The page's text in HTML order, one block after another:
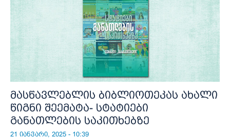
მასწავლებლის ბიბლიოთეკას ახალი
წიგნი შეემატა- სტატიები
განათლების საკითხებზე
21 იანვარი, 2025 - 10:39